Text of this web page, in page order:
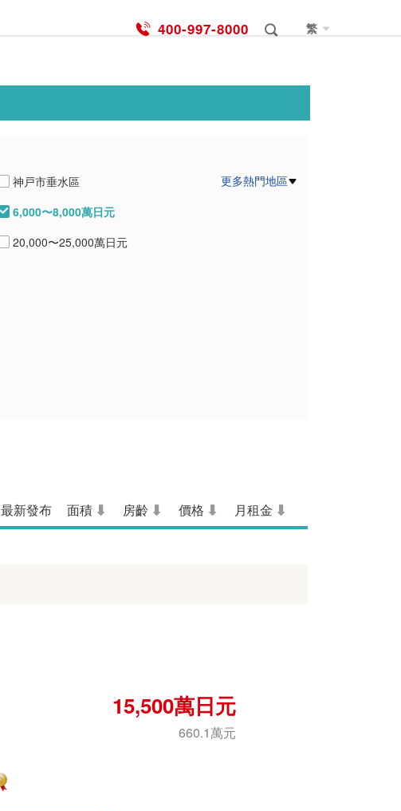
400-997-8000 繁
神戸市垂水區
蘆屋市
更多熱門地區
6,000〜8,000萬日元
20,000〜25,000萬日元
最新發布 面積 房齡 價格 月租金
15,500萬日元
660.1萬元